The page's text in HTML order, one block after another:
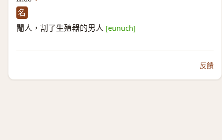
名
閹人，割了生殖器的男人 [eunuch]
反饋